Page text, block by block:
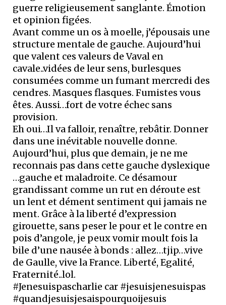
guerre religieusement sanglante. Émotion
et opinion figées.
Avant comme un os à moelle, j’épousais une
structure mentale de gauche. Aujourd’hui
que valent ces valeurs de Vaval en
cavale..vidées de leur sens, burlesques
consumées comme un fumant mercredi des
cendres. Masques flasques. Fumistes vous
êtes. Aussi…fort de votre échec sans
provision.
Eh oui…Il va falloir, renaître, rebâtir. Donner
dans une inévitable nouvelle donne.
Aujourd’hui, plus que demain, je ne me
reconnais pas dans cette gauche dyslexique
…gauche et maladroite. Ce désamour
grandissant comme un rut en déroute est
un lent et dément sentiment qui jamais ne
ment. Grâce à la liberté d’expression
girouette, sans peser le pour et le contre en
pois d’angole, je peux vomir moult fois la
bile d’une nausée à bonds : allez…tjip…vive
de Gaulle, vive la France. Liberté, Egalité,
Fraternité..lol.
#Jenesuispascharlie car #jesuisjenesuispas
#quandjesuisjesaispourquoijesuis